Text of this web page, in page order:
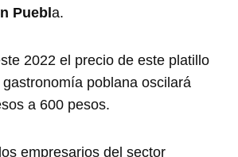
Puebla.
2022 el precio de este platillo
poblana oscilará
a 600 pesos.
empresarios del sector